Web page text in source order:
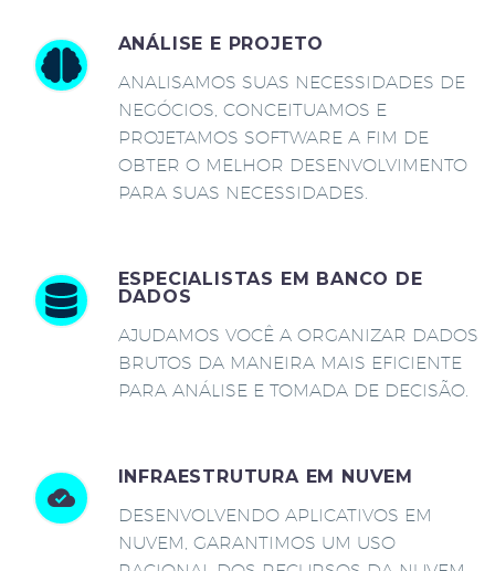
ANÁLISE E PROJETO
ANALISAMOS SUAS NECESSIDADES DE
NEGÓCIOS, CONCEITUAMOS E
PROJETAMOS SOFTWARE A FIM DE
OBTER O MELHOR DESENVOLVIMENTO
PARA SUAS NECESSIDADES.
ESPECIALISTAS EM BANCO DE
DADOS
AJUDAMOS VOCÊ A ORGANIZAR DADOS
BRUTOS DA MANEIRA MAIS EFICIENTE
PARA ANÁLISE E TOMADA DE DECISÃO.
INFRAESTRUTURA EM NUVEM
DESENVOLVENDO APLICATIVOS EM
NUVEM, GARANTIMOS UM USO